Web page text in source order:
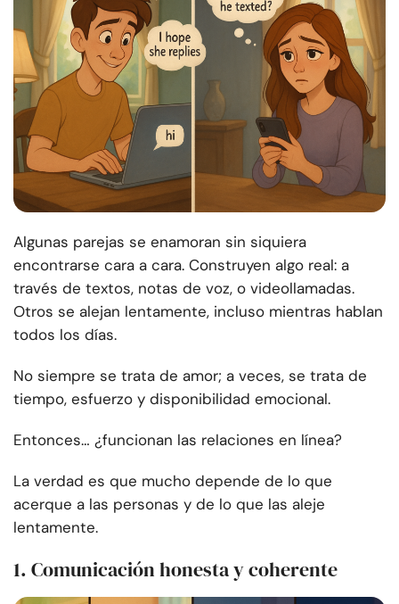
Algunas parejas se enamoran sin siquiera
encontrarse cara a cara. Construyen algo real: a
través de textos, notas de voz, o videollamadas.
Otros se alejan lentamente, incluso mientras hablan
todos los días.
No siempre se trata de amor; a veces, se trata de
tiempo, esfuerzo y disponibilidad emocional.
Entonces… ¿funcionan las relaciones en línea?
La verdad es que mucho depende de lo que
acerque a las personas y de lo que las aleje
lentamente.
1. Comunicación honesta y coherente